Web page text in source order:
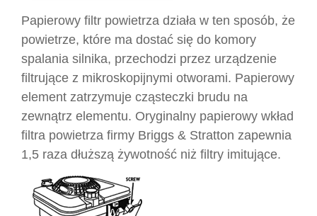
Papierowy filtr powietrza działa w ten sposób, że
powietrze, które ma dostać się do komory
spalania silnika, przechodzi przez urządzenie
filtrujące z mikroskopijnymi otworami. Papierowy
element zatrzymuje cząsteczki brudu na
zewnątrz elementu. Oryginalny papierowy wkład
filtra powietrza firmy Briggs & Stratton zapewnia
1,5 raza dłuższą żywotność niż filtry imitujące.